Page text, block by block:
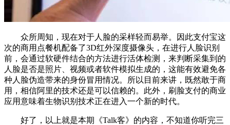
众所周知，现在对于人脸的采样轻而易举。因此支付宝这
次的商用点餐机配备了3D红外深度摄像头，在进行人脸识别
前，会通过软硬件结合的方法进行活体检测，来判断采集到的
人脸是否是照片、视频或者软件模拟生成的，这能有效避免各
种人脸伪造带来的身份冒用情况。所以目前来讲，既然敢于商
用，相信阿里的技术还是可以信赖的。此外，刷脸支付的商业
应用意味着生物识别技术正在进入一个新的时代。
好了，以上就是本期《Talk客》的内容，不知道你听完三